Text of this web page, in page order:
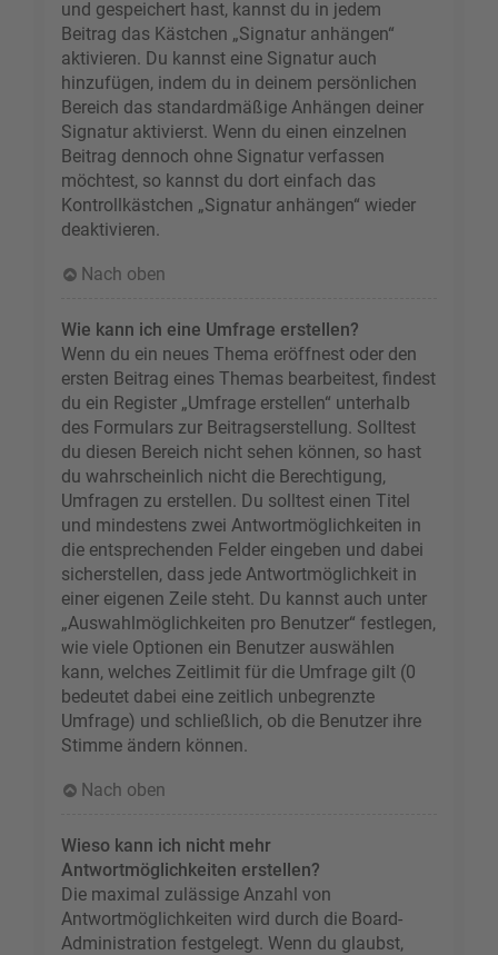
und gespeichert hast, kannst du in jedem
Beitrag das Kästchen „Signatur anhängen“
aktivieren. Du kannst eine Signatur auch
hinzufügen, indem du in deinem persönlichen
Bereich das standardmäßige Anhängen deiner
Signatur aktivierst. Wenn du einen einzelnen
Beitrag dennoch ohne Signatur verfassen
möchtest, so kannst du dort einfach das
Kontrollkästchen „Signatur anhängen“ wieder
deaktivieren.
Nach oben
Wie kann ich eine Umfrage erstellen?
Wenn du ein neues Thema eröffnest oder den
ersten Beitrag eines Themas bearbeitest, findest
du ein Register „Umfrage erstellen“ unterhalb
des Formulars zur Beitragserstellung. Solltest
du diesen Bereich nicht sehen können, so hast
du wahrscheinlich nicht die Berechtigung,
Umfragen zu erstellen. Du solltest einen Titel
und mindestens zwei Antwortmöglichkeiten in
die entsprechenden Felder eingeben und dabei
sicherstellen, dass jede Antwortmöglichkeit in
einer eigenen Zeile steht. Du kannst auch unter
„Auswahlmöglichkeiten pro Benutzer“ festlegen,
wie viele Optionen ein Benutzer auswählen
kann, welches Zeitlimit für die Umfrage gilt (0
bedeutet dabei eine zeitlich unbegrenzte
Umfrage) und schließlich, ob die Benutzer ihre
Stimme ändern können.
Nach oben
Wieso kann ich nicht mehr
Antwortmöglichkeiten erstellen?
Die maximal zulässige Anzahl von
Antwortmöglichkeiten wird durch die Board-
Administration festgelegt. Wenn du glaubst,